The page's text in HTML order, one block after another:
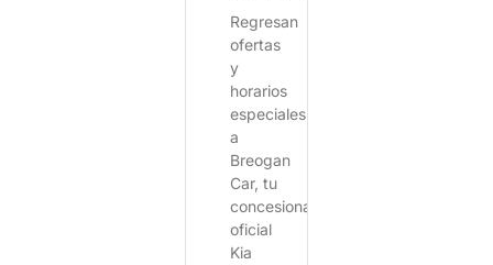
Regresan
ofertas
y
horarios
especiales
a
Breogan
Car, tu
concesionario
oficial
Kia